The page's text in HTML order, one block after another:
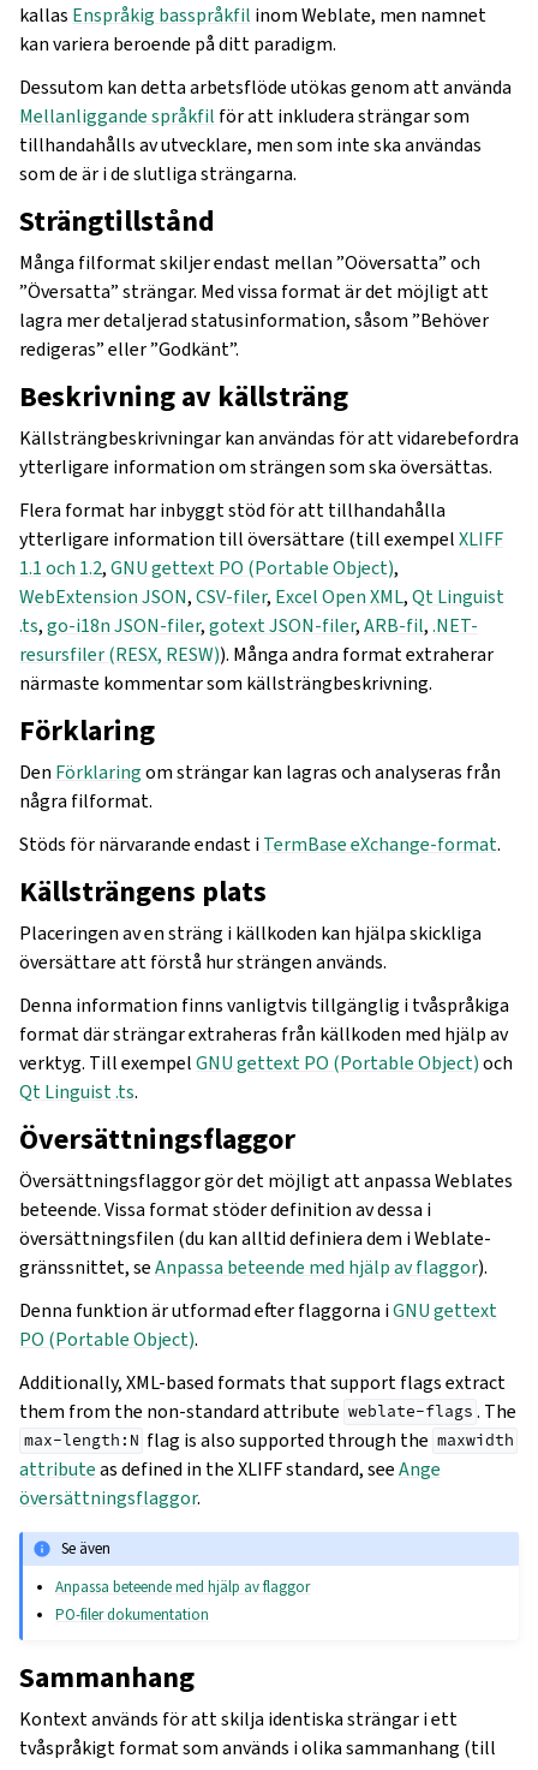
kallas Enspråkig basspråkfil inom Weblate, men namnet
kan variera beroende på ditt paradigm.
Dessutom kan detta arbetsflöde utökas genom att använda
Mellanliggande språkfil för att inkludera strängar som
tillhandahålls av utvecklare, men som inte ska användas
som de är i de slutliga strängarna.
Strängtillstånd
Många filformat skiljer endast mellan ”Oöversatta” och
”Översatta” strängar. Med vissa format är det möjligt att
lagra mer detaljerad statusinformation, såsom ”Behöver
redigeras” eller ”Godkänt”.
Beskrivning av källsträng
Källsträngbeskrivningar kan användas för att vidarebefordra
ytterligare information om strängen som ska översättas.
Flera format har inbyggt stöd för att tillhandahålla
ytterligare information till översättare (till exempelXLIFF
1.1 och 1.2,GNU gettext PO (Portable Object),
WebExtension JSON,CSV-filer, Excel Open XML,Qt Linguist
.ts,go-i18n JSON-filer,gotext JSON-filer,ARB-fil,.NET-
resursfiler (RESX, RESW)). Många andra format extraherar
närmaste kommentar som källsträngbeskrivning.
Förklaring
Den Förklaringom strängar kan lagras och analyseras från
några filformat.
Stöds för närvarande endast iTermBase eXchange-format.
Källsträngens plats
Placeringen av en sträng i källkoden kan hjälpa skickliga
översättare att förstå hur strängen används.
Denna information finns vanligtvis tillgänglig i tvåspråkiga
format där strängar extraheras från källkoden med hjälp av
verktyg. Till exempelGNU gettext PO (Portable Object)och
Qt Linguist .ts.
Översättningsflaggor
Översättningsflaggor gör det möjligt att anpassa Weblates
beteende. Vissa format stöder definition av dessa i
översättningsfilen (du kan alltid definiera dem i Weblate-
gränssnittet, seAnpassa beteende med hjälp av flaggor).
Denna funktion är utformad efter flaggorna iGNU gettext
PO (Portable Object).
Additionally, XML-based formats that support flags extract
them from the non-standard attribute weblate-flags . The
max-length:N flag is also supported through the maxwidth
attributeas defined in the XLIFF standard, seeAnge
översättningsflaggor.
Se även
Anpassa beteende med hjälp av flaggor
PO-filer dokumentation
Sammanhang
Kontext används för att skilja identiska strängar i ett
tvåspråkigt format som används i olika sammanhang (till